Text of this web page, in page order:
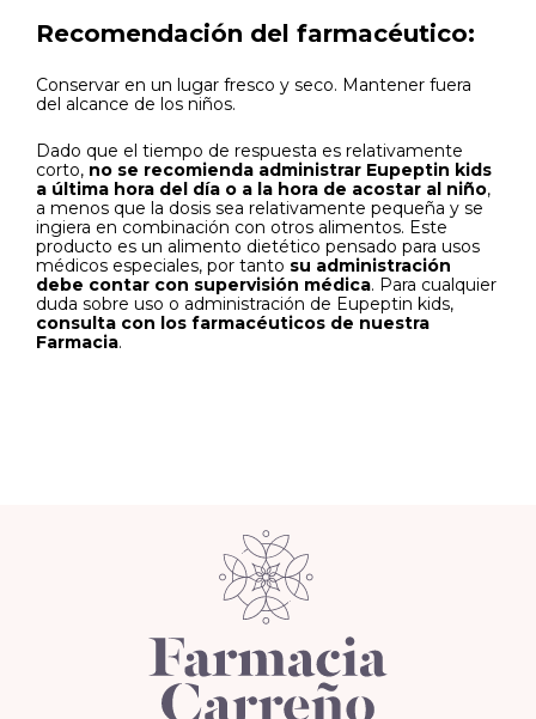
Recomendación del farmacéutico:
Conservar en un lugar fresco y seco. Mantener fuera
del alcance de los niños.
Dado que el tiempo de respuesta es relativamente
corto, no se recomienda administrar Eupeptin kids
a última hora del día o a la hora de acostar al niño,
a menos que la dosis sea relativamente pequeña y se
ingiera en combinación con otros alimentos. Este
producto es un alimento dietético pensado para usos
médicos especiales, por tanto su administración
debe contar con supervisión médica. Para cualquier
duda sobre uso o administración de Eupeptin kids,
consulta con los farmacéuticos de nuestra
Farmacia.